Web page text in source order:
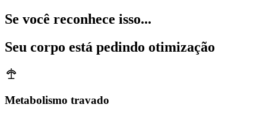
Se você reconhece isso...
Seu corpo está pedindo otimização
Metabolismo travado